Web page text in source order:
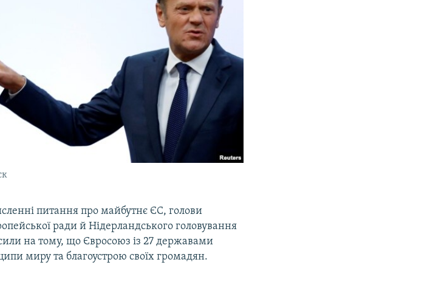
питання про майбутнє ЄС, голови
ради й Нідерландського головування
на тому, що Євросоюз із 27 державами
миру та благоустрою своїх громадян.